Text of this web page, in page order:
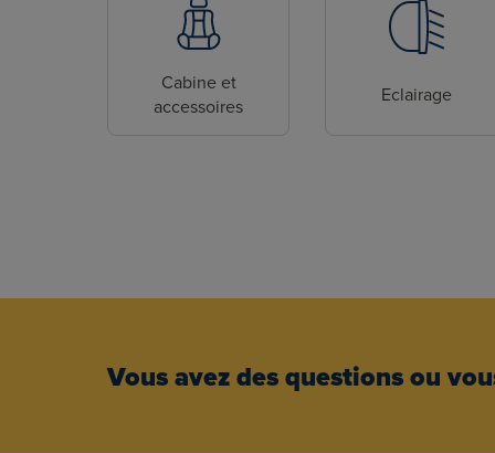
Cabine et
accessoires
Eclairage
Vous avez des questions ou